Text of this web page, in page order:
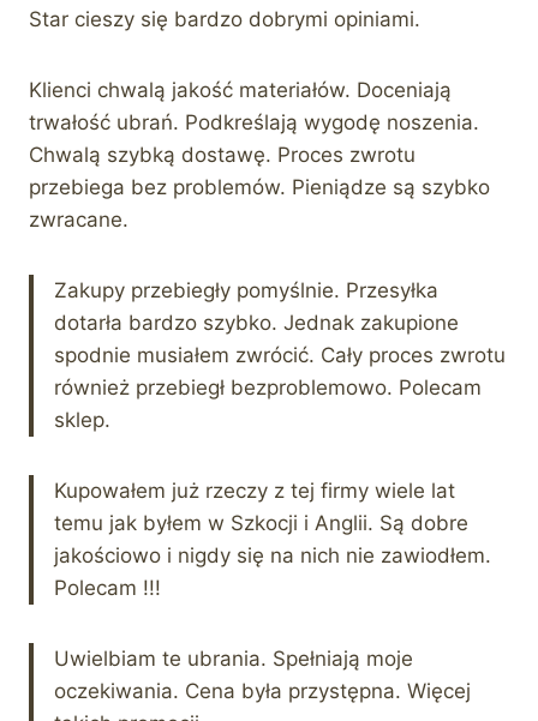
Star cieszy się bardzo dobrymi opiniami.
Klienci chwalą jakość materiałów. Doceniają
trwałość ubrań. Podkreślają wygodę noszenia.
Chwalą szybką dostawę. Proces zwrotu
przebiega bez problemów. Pieniądze są szybko
zwracane.
Zakupy przebiegły pomyślnie. Przesyłka
dotarła bardzo szybko. Jednak zakupione
spodnie musiałem zwrócić. Cały proces zwrotu
również przebiegł bezproblemowo. Polecam
sklep.
Kupowałem już rzeczy z tej firmy wiele lat
temu jak byłem w Szkocji i Anglii. Są dobre
jakościowo i nigdy się na nich nie zawiodłem.
Polecam !!!
Uwielbiam te ubrania. Spełniają moje
oczekiwania. Cena była przystępna. Więcej